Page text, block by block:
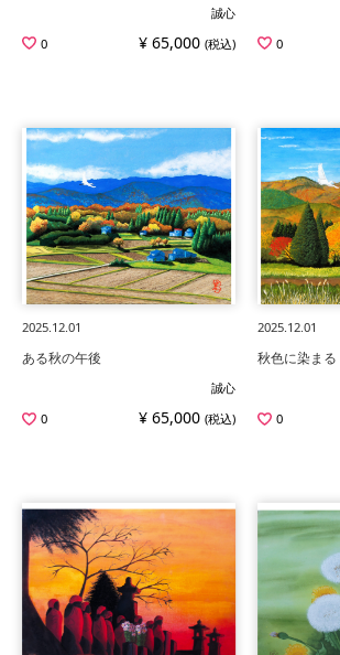
誠心
0
¥ 65,000 (税込)
0
2025.12.01
ある秋の午後
誠心
0
¥ 65,000 (税込)
2025.12.01
秋色に染まる
0